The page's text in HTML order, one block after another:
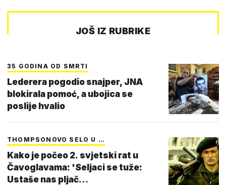
JOŠ IZ RUBRIKE
35 GODINA OD SMRTI
Lederera pogodio snajper, JNA
blokirala pomoć, a ubojica se
poslije hvalio
THOMPSONOVO SELO U …
Kako je počeo 2. svjetski rat u
Čavoglavama: 'Seljaci se tuže:
Ustaše nas pljač…